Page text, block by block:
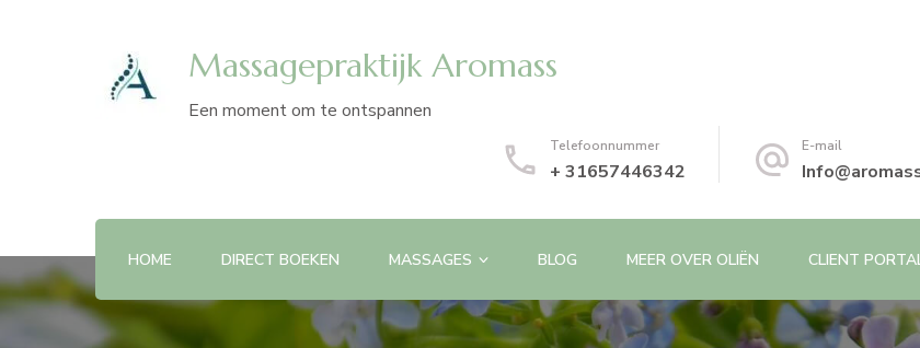
Massagepraktijk Aromass
Een moment om te ontspannen
Telefoonnummer
+ 31657446342
E-mail
HOME DIRECT BOEKEN MASSAGES BLOG MEER OVER OLIËN CLIENT